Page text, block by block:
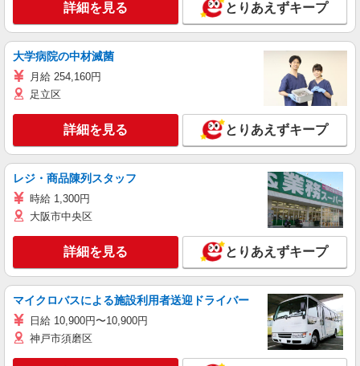
詳細を見る とりあえずキープ
大学病院の中材滅菌
月給 254,160円
足立区
詳細を見る とりあえずキープ
レジ・商品陳列スタッフ
時給 1,300円
大阪市中央区
詳細を見る とりあえずキープ
マイクロバスによる施設利用者送迎ドライバー
日給 10,900円〜10,900円
神戸市須磨区